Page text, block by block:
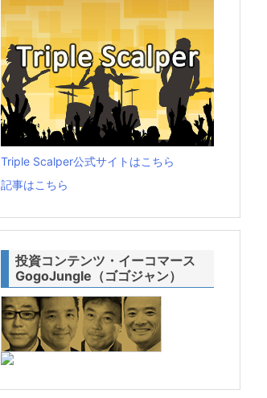
Triple Scalper公式サイトはこちら
記事はこちら
投資コンテンツ・イーコマース
GogoJungle（ゴゴジャン）